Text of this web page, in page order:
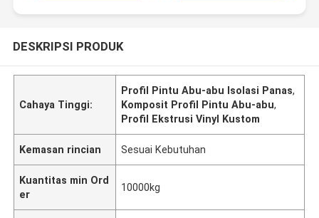
DESKRIPSI PRODUK
Cahaya Tinggi:
Profil Pintu Abu-abu Isolasi Panas,
Komposit Profil Pintu Abu-abu,
Profil Ekstrusi Vinyl Kustom
Kemasan rincian Sesuai Kebutuhan
Kuantitas min Ord
er
10000kg